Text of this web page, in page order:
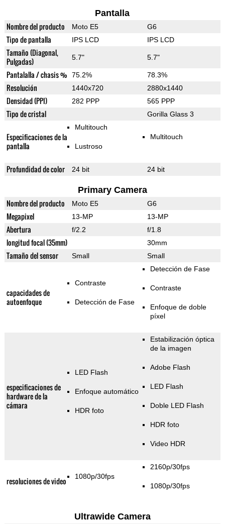
Pantalla
Nombre del producto Moto E5 G6
Tipo de pantalla IPS LCD IPS LCD
Tamaño (Diagonal,
Pulgadas)
5.7" 5.7"
Pantalalla / chasis % 75.2% 78.3%
Resolución 1440x720 2880x1440
Densidad (PPI) 282 PPP 565 PPP
Tipo de cristal Gorilla Glass 3
Especificaciones de la
pantalla
Multitouch
Lustroso
Multitouch
Profundidad de color 24 bit 24 bit
Primary Camera
Nombre del producto Moto E5 G6
Megapixel 13-MP 13-MP
Abertura f/2.2 f/1.8
longitud focal (35mm) 30mm
Tamaño del sensor Small Small
capacidades de
autoenfoque
Contraste
Detección de Fase
Detección de Fase
Contraste
Enfoque de doble
píxel
especificaciones de
hardware de la
cámara
LED Flash
Enfoque automático
HDR foto
Estabilización óptica
de la imagen
Adobe Flash
LED Flash
Doble LED Flash
HDR foto
Video HDR
resoluciones de video 1080p/30fps
2160p/30fps
1080p/30fps
Ultrawide Camera